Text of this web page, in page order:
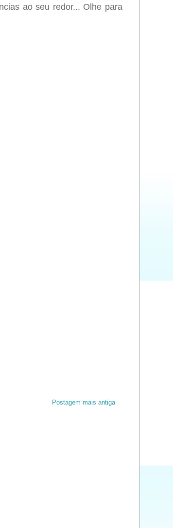
ao seu redor... Olhe para
Postagem mais antiga